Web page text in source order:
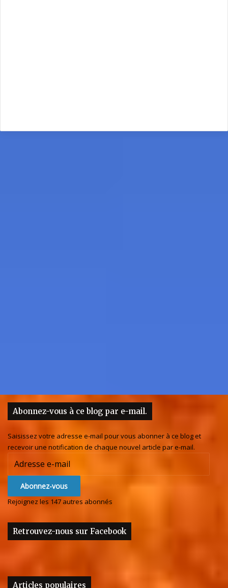
Abonnez-vous à ce blog par e-mail.
Saisissez votre adresse e-mail pour vous abonner à ce blog et
recevoir une notification de chaque nouvel article par e-mail.
Abonnez-vous
Rejoignez les 147 autres abonnés
Retrouvez-nous sur Facebook
Articles populaires